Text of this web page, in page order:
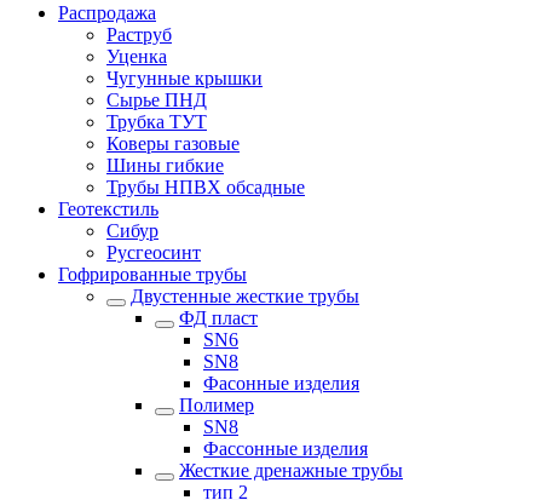
Распродажа
Раструб
Уценка
Чугунные крышки
Сырье ПНД
Трубка ТУТ
Коверы газовые
Шины гибкие
Трубы НПВХ обсадные
Геотекстиль
Сибур
Русгеосинт
Гофрированные трубы
Двустенные жесткие трубы
ФД пласт
SN6
SN8
Фасонные изделия
Полимер
SN8
Фассонные изделия
Жесткие дренажные трубы
тип 2